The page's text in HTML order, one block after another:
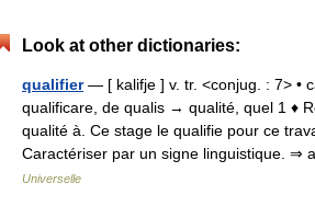
Look at other dictionaries:
qualifier— [ kalifje ] v. tr. <conjug. : 7> •
qualificare, de qualis → qualité, quel 1 ♦
qualité à. Ce stage le qualifie pour ce
Caractériser par un signe linguistique.
Universelle